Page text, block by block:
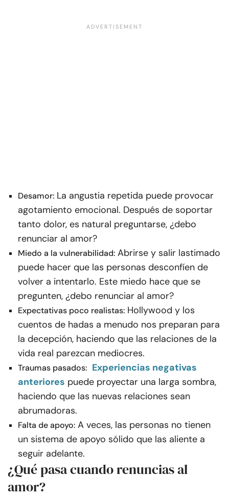
Desamor: La angustia repetida puede provocar
agotamiento emocional. Después de soportar
tanto dolor, es natural preguntarse, ¿debo
renunciar al amor?
Miedo a la vulnerabilidad: Abrirse y salir lastimado
puede hacer que las personas desconfíen de
volver a intentarlo. Este miedo hace que se
pregunten, ¿debo renunciar al amor?
Expectativas poco realistas: Hollywood y los
cuentos de hadas a menudo nos preparan para
la decepción, haciendo que las relaciones de la
vida real parezcan mediocres.
Traumas pasados: Experiencias negativas
anteriores puede proyectar una larga sombra,
haciendo que las nuevas relaciones sean
abrumadoras.
Falta de apoyo: A veces, las personas no tienen
un sistema de apoyo sólido que las aliente a
seguir adelante.
¿Qué pasa cuando renuncias al
amor?